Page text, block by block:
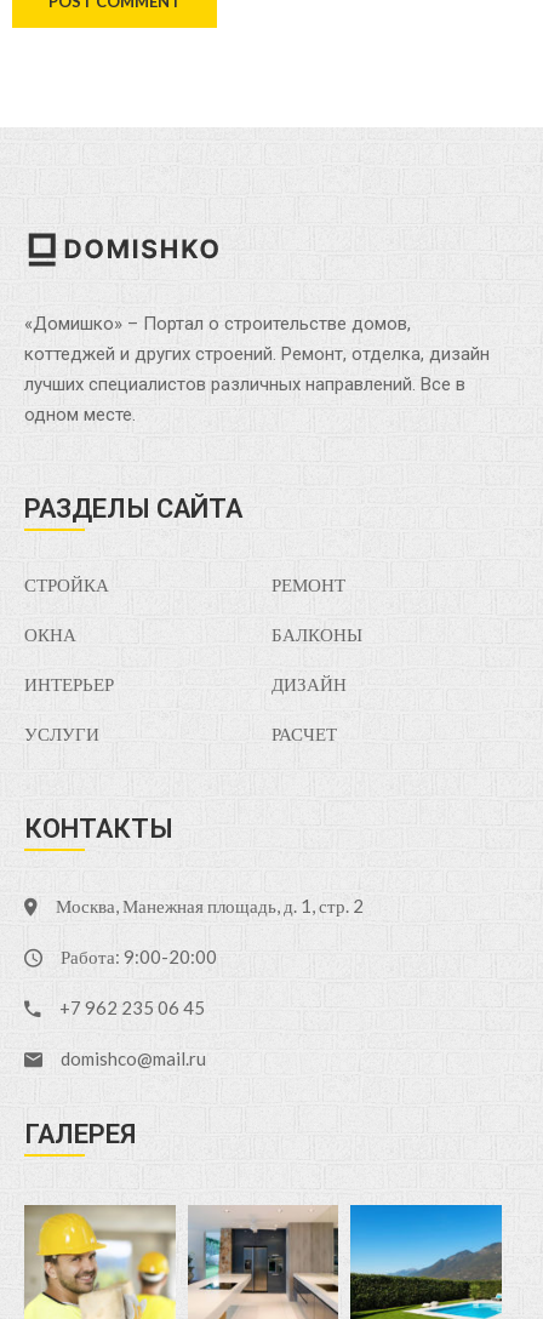
«Домишко» – Портал о строительстве домов,
коттеджей и других строений. Ремонт, отделка, дизайн
лучших специалистов различных направлений. Все в
одном месте.
РАЗДЕЛЫ САЙТА
СТРОЙКА
ОКНА
ИНТЕРЬЕР
УСЛУГИ
РЕМОНТ
БАЛКОНЫ
ДИЗАЙН
РАСЧЕТ
КОНТАКТЫ
Москва, Манежная площадь, д. 1, стр. 2
Работа: 9:00-20:00
+7 962 235 06 45
domishco@mail.ru
ГАЛЕРЕЯ